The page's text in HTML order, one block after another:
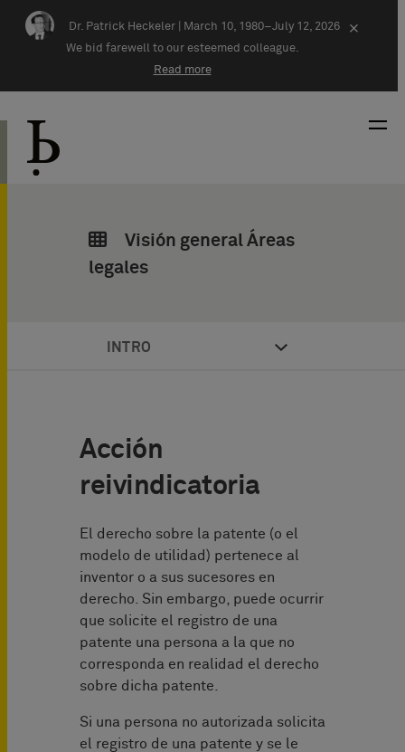
Skip navigation
Dr. Patrick Heckeler |
March 10, 1980–July 12, 2026
We bid farewell to our esteemed colleague.
Read more
×
Visión general Áreas
legales
INTRO
Acción
reivindicatoria
El derecho sobre la patente (o el
modelo de utilidad) pertenece al
inventor o a sus sucesores en
derecho. Sin embargo, puede ocurrir
que solicite el registro de una
patente una persona a la que no
corresponda en realidad el derecho
sobre dicha patente.
Si una persona no autorizada solicita
el registro de una patente y se le